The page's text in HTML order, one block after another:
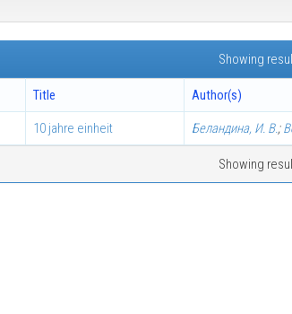
Showing
Title Author(s)
10 jahre einheit Беландина, И. В.;
Showing